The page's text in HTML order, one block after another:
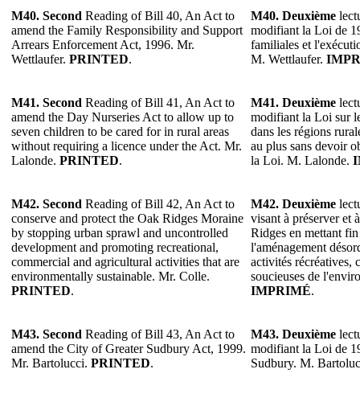
M40. Second Reading of Bill 40, An Act to
amend the Family Responsibility and Support
Arrears Enforcement Act, 1996. Mr.
Wettlaufer. PRINTED.
M40. Deuxième
modifiant la Loi de
familiales et
M. Wettlaufer.
M41. Second Reading of Bill 41, An Act to
amend the Day Nurseries Act to allow up to
seven children to be cared for in rural areas
without requiring a licence under the Act. Mr.
Lalonde. PRINTED.
M41. Deuxième
modifiant la Loi sur
dans les régions
au plus sans devoir
la Loi. M. Lalonde.
M42. Second Reading of Bill 42, An Act to
conserve and protect the Oak Ridges Moraine
by stopping urban sprawl and uncontrolled
development and promoting recreational,
commercial and agricultural activities that are
environmentally sustainable. Mr. Colle.
PRINTED.
M42. Deuxième
visant à préserver et
Ridges en mettant
l'aménagement
activités récréatives,
soucieuses de
IMPRIMÉ.
M43. Second Reading of Bill 43, An Act to
amend the City of Greater Sudbury Act, 1999.
Mr. Bartolucci. PRINTED.
M43. Deuxième
modifiant la Loi de
Sudbury. M.